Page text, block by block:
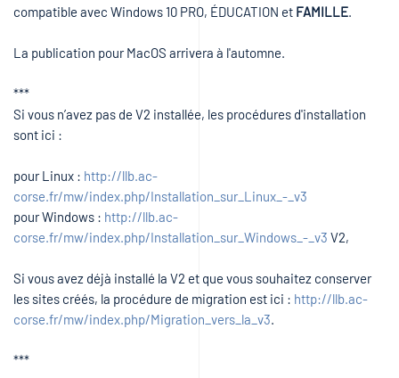
compatible avec Windows 10 PRO, ÉDUCATION et FAMILLE.
La publication pour MacOS arrivera à l'automne.
***
Si vous n’avez pas de V2 installée, les procédures d'installation
sont ici :
pour Linux : http://llb.ac-
corse.fr/mw/index.php/Installation_sur_Linux_-_v3
pour Windows : http://llb.ac-
corse.fr/mw/index.php/Installation_sur_Windows_-_v3 V2,
Si vous avez déjà installé la V2 et que vous souhaitez conserver
les sites créés, la procédure de migration est ici : http://llb.ac-
corse.fr/mw/index.php/Migration_vers_la_v3.
***